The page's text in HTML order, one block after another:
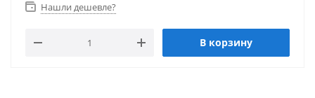
Нашли дешевле?
В корзину